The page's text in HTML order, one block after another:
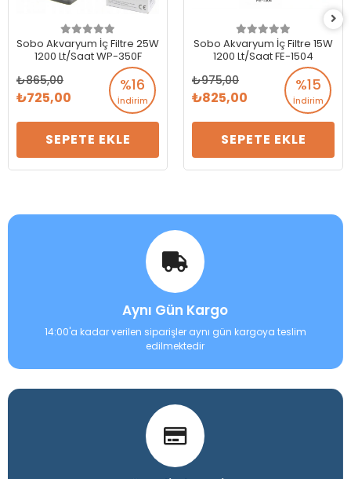
Sobo Akvaryum İç Filtre 25W
1200 Lt/Saat WP-350F
%16
İndirim
865,00
725,00
SEPETE EKLE
Sobo Akvaryum İç Filtre 15W
1200 Lt/Saat FE-1504
%15
İndirim
975,00
825,00
SEPETE EKLE
Aynı Gün Kargo
14:00'a kadar verilen siparişler aynı gün kargoya teslim
edilmektedir